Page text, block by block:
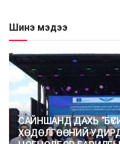
Шинэ мэдээ
САЙНШАНД ДАХЬ
ХӨДӨЛГӨӨНИЙ